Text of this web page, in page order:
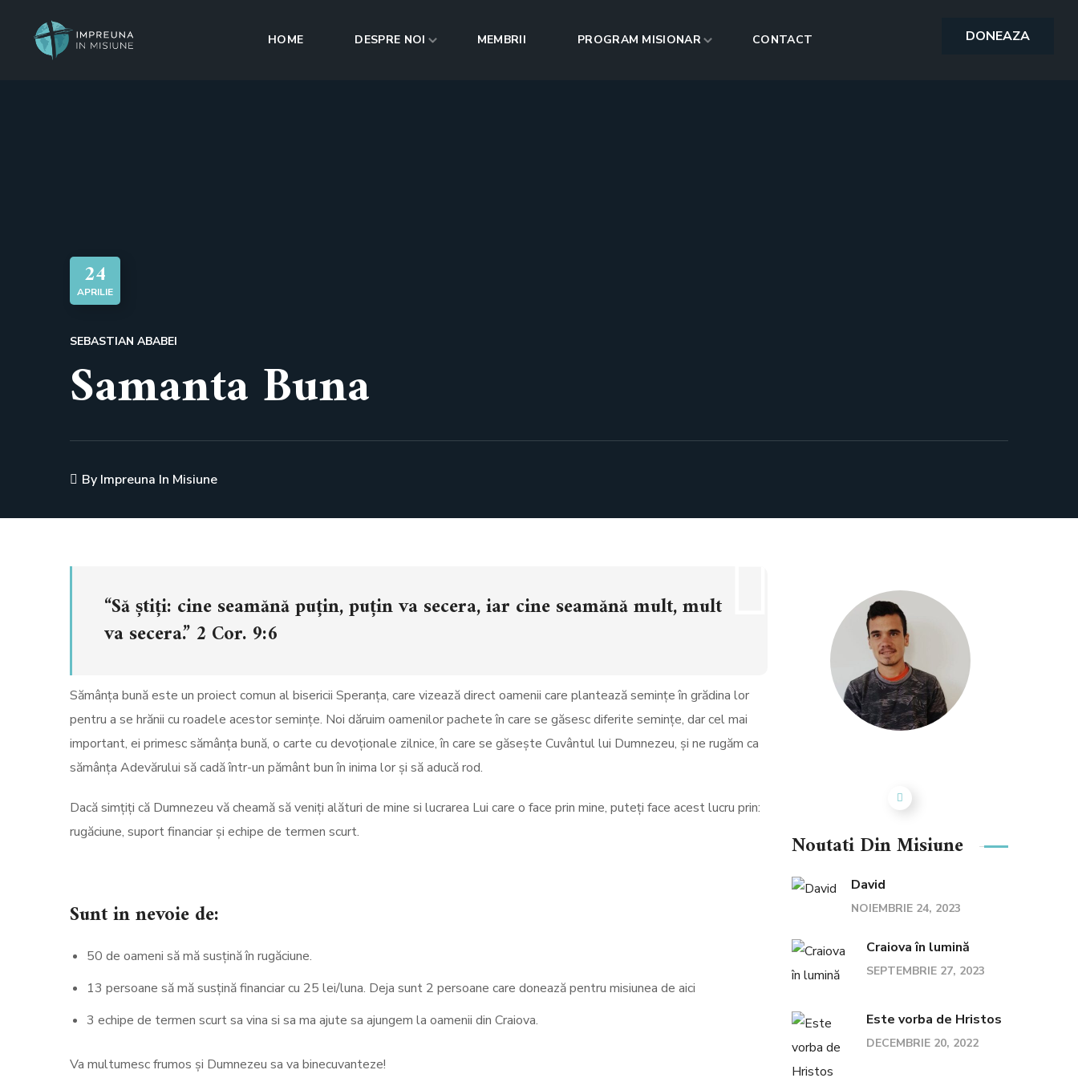
HOME DESPRE NOI MEMBRII PROGRAM MISIONAR CONTACT DONEAZA
24
APRILIE
SEBASTIAN ABABEI
Samanta Buna
By Impreuna In Misiune
“Să știți: cine seamănă puțin, puțin va secera, iar cine seamănă mult, mult
va secera.” 2 Cor. 9:6
Sămânța bună este un proiect comun al bisericii Speranța, care vizează direct oamenii care plantează semințe în grădina lor
pentru a se hrănii cu roadele acestor semințe. Noi dăruim oamenilor pachete în care se găsesc diferite semințe, dar cel mai
important, ei primesc sămânța bună, o carte cu devoționale zilnice, în care se găsește Cuvântul lui Dumnezeu, și ne rugăm ca
sămânța Adevărului să cadă într-un pământ bun în inima lor și să aducă rod.
Dacă simțiți că Dumnezeu vă cheamă să veniți alături de mine si lucrarea Lui care o face prin mine, puteți face acest lucru prin:
rugăciune, suport financiar și echipe de termen scurt.
Sunt in nevoie de:
50 de oameni să mă susțină în rugăciune.
13 persoane să mă susțină financiar cu 25 lei/luna. Deja sunt 2 persoane care donează pentru misiunea de aici
3 echipe de termen scurt sa vina si sa ma ajute sa ajungem la oamenii din Craiova.
Va multumesc frumos și Dumnezeu sa va binecuvanteze!
Noutati Din Misiune
David
NOIEMBRIE 24, 2023
Craiova în lumină
SEPTEMBRIE 27, 2023
Este vorba de Hristos
DECEMBRIE 20, 2022